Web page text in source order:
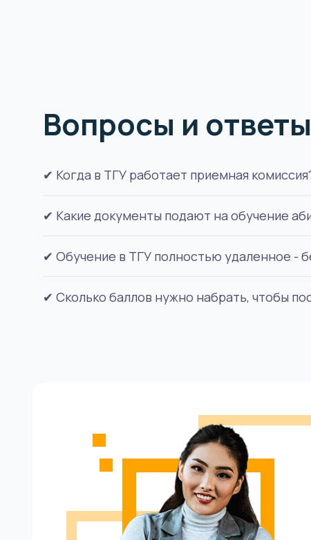
Вопросы и ответы
✔ Когда в ТГУ работает приемная
✔ Какие документы подают на обучение
меняли), фото для документов.
✔ Обучение в ТГУ полностью удаленное -
✔ Сколько баллов нужно набрать, чтобы